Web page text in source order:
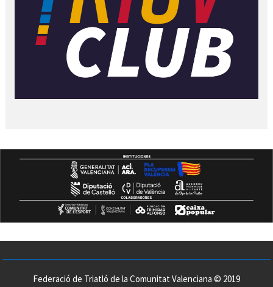
Federació de Triatló de la Comunitat Valenciana © 2019